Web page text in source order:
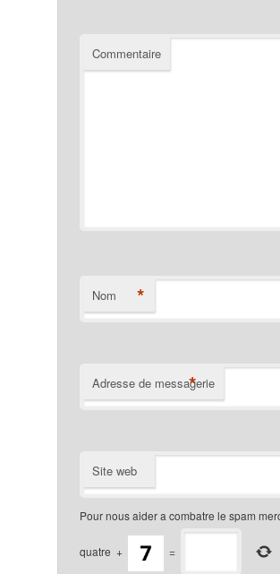
Commentaire
Nom *
Adresse de messagerie
*
Site web
Pour nous aider a combatre le spam
quatre + =